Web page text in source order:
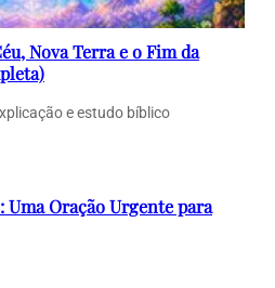
Nova Terra e o Fim da
e estudo bíblico
Uma Oração Urgente para